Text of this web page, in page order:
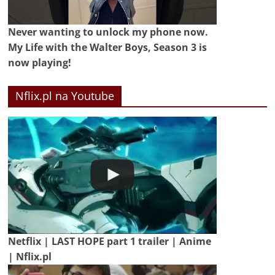
Never wanting to unlock my phone now.
My Life with the Walter Boys, Season 3 is
now playing!
Nflix.pl na Youtube
Netflix | LAST HOPE part 1 trailer | Anime
| Nflix.pl